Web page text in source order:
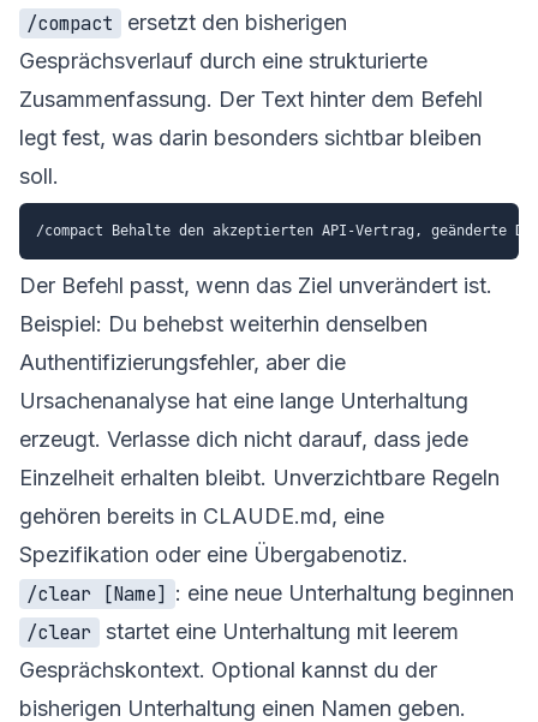
/compact
ersetzt den bisherigen
Gesprächsverlauf durch eine strukturierte
Zusammenfassung. Der Text hinter dem Befehl
legt fest, was darin besonders sichtbar bleiben
soll.
Der Befehl passt, wenn das Ziel unverändert ist.
Beispiel: Du behebst weiterhin denselben
Authentifizierungsfehler, aber die
Ursachenanalyse hat eine lange Unterhaltung
erzeugt. Verlasse dich nicht darauf, dass jede
Einzelheit erhalten bleibt. Unverzichtbare Regeln
gehören bereits in CLAUDE.md, eine
Spezifikation oder eine Übergabenotiz.
/clear [Name] : eine neue Unterhaltung beginnen
/clear
startet eine Unterhaltung mit leerem
Gesprächskontext. Optional kannst du der
bisherigen Unterhaltung einen Namen geben.